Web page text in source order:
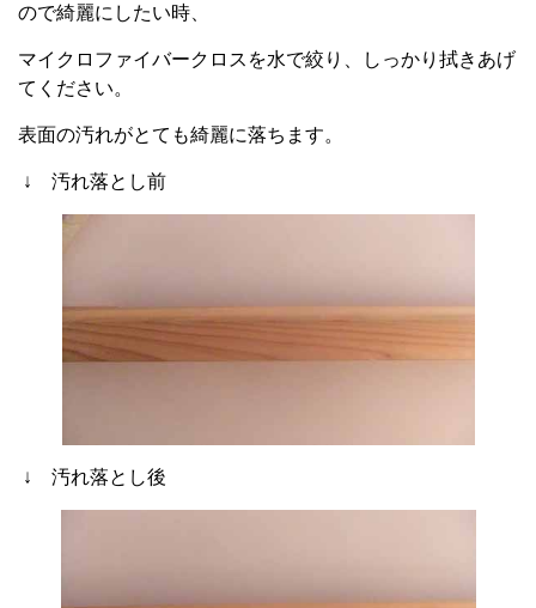
ので綺麗にしたい時、
マイクロファイバークロスを水で絞り、しっかり拭きあげ
てください。
表面の汚れがとても綺麗に落ちます。
↓ 汚れ落とし前
↓ 汚れ落とし後